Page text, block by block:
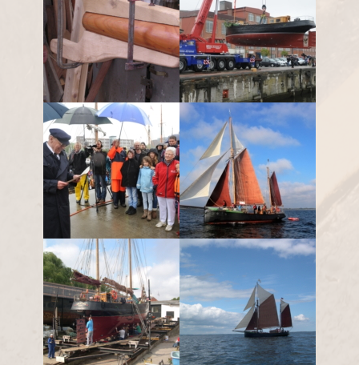
das Rigg ensteht
Taufe Seestern Mai
2013
Erich Lancker aus
Cuxhaven hält
Taufrede
endlich Seestern unter
Segeln